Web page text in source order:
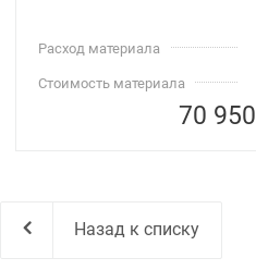
Расход материала
Стоимость материала
70 950
Назад к списку